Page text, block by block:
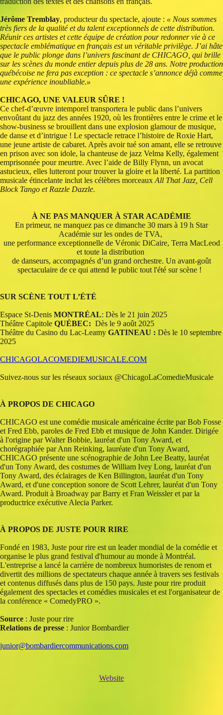
Jérôme Tremblay, producteur du spectacle, ajoute : « Nous sommes
très fiers de la qualité et du talent exceptionnels de cette distribution.
Réunir ces artistes et cette équipe de création pour redonner vie à ce
spectacle emblématique en français est un véritable privilège. J’ai hâte
que le public plonge dans l’univers fascinant de CHICAGO, qui brille
sur les scènes du monde entier depuis plus de 28 ans. Notre production
québécoise ne fera pas exception : ce spectacle s’annonce déjà comme
une expérience inoubliable.»
CHICAGO, UNE VALEUR SÛRE !
Ce chef-d’œuvre intemporel transportera le public dans l’univers
envoûtant du jazz des années 1920, où les frontières entre le crime et le
show-business se brouillent dans une explosion glamour de musique,
de danse et d’intrigue ! Le spectacle retrace l’histoire de Roxie Hart,
une jeune artiste de cabaret. Après avoir tué son amant, elle se retrouve
en prison avec son idole, la chanteuse de jazz Velma Kelly, également
emprisonnée pour meurtre. Avec l’aide de Billy Flynn, un avocat
astucieux, elles lutteront pour trouver la gloire et la liberté. La partition
musicale étincelante inclut les célèbres morceaux All That Jazz, Cell
Block Tango et Razzle Dazzle.
À NE PAS MANQUER À STAR ACADÉMIE
En primeur, ne manquez pas ce dimanche 30 mars à 19 h Star
Académie sur les ondes de TVA,
une performance exceptionnelle de Véronic DiCaire, Terra MacLeod
et toute la distribution
de danseurs, accompagnés d’un grand orchestre. Un avant-goût
spectaculaire de ce qui attend le public tout l'été sur scène !
SUR SCÈNE TOUT L’ÉTÉ
Espace St-Denis MONTRÉAL: Dès le 21 juin 2025
Théâtre Capitole QUÉBEC: Dès le 9 août 2025
Théâtre du Casino du Lac-Leamy GATINEAU : Dès le 10 septembre
2025
CHICAGOLACOMEDIEMUSICALE.COM
Suivez-nous sur les réseaux sociaux @ChicagoLaComedieMusicale
À PROPOS DE CHICAGO
CHICAGO est une comédie musicale américaine écrite par Bob Fosse
et Fred Ebb, paroles de Fred Ebb et musique de John Kander. Dirigée
à l'origine par Walter Bobbie, lauréat d'un Tony Award, et
chorégraphiée par Ann Reinking, lauréate d'un Tony Award,
CHICAGO présente une scénographie de John Lee Beatty, lauréat
d'un Tony Award, des costumes de William Ivey Long, lauréat d'un
Tony Award, des éclairages de Ken Billington, lauréat d'un Tony
Award, et d'une conception sonore de Scott Lehrer, lauréat d'un Tony
Award. Produit à Broadway par Barry et Fran Weissler et par la
productrice exécutive Alecia Parker.
À PROPOS DE JUSTE POUR RIRE
Fondé en 1983, Juste pour rire est un leader mondial de la comédie et
organise le plus grand festival d'humour au monde à Montréal.
L'entreprise a lancé la carrière de nombreux humoristes de renom et
divertit des millions de spectateurs chaque année à travers ses festivals
et contenus diffusés dans plus de 150 pays. Juste pour rire produit
également des spectacles et comédies musicales et est l'organisateur de
la conférence « ComedyPRO ».
Source : Juste pour rire
Relations de presse : Junior Bombardier
junior@bombardiercommunications.com
Website